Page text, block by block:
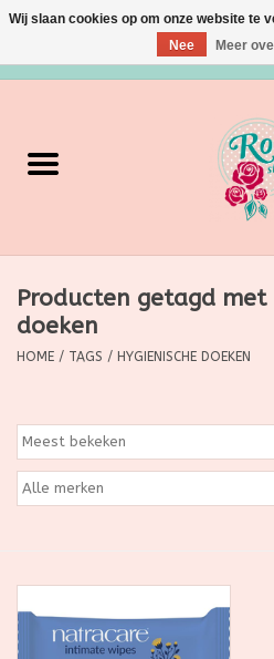
Verzorging
Grimeermateriaal
Eten/Drinken
Ditjes & Datjes
Producten getagd met
doeken
HOME / TAGS / HYGIENISCHE DOEKEN
Wij slaan cookies op om onze website te
Nee
Meer